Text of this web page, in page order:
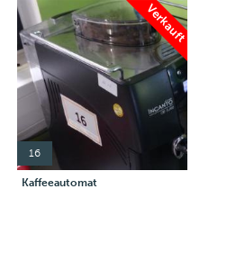
Verkauft
16
Kaffeeautomat